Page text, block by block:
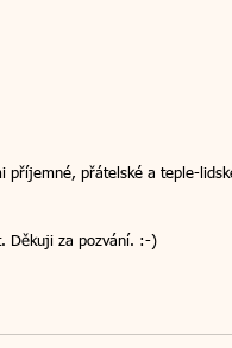
příjemné, přátelské a teple-
Děkuji za pozvání. :-)